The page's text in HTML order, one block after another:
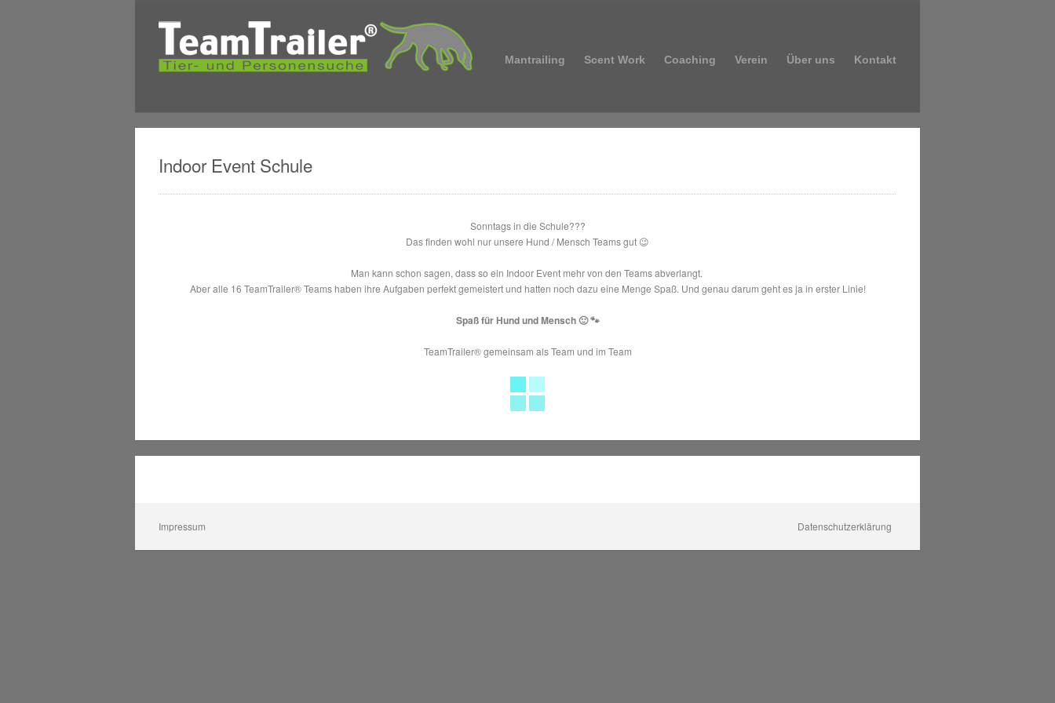
Mantrailing Scent Work Coaching Verein Über uns Kontakt
Indoor Event Schule
Sonntags in die Schule???
Das finden wohl nur unsere Hund / Mensch Teams gut 😉
Man kann schon sagen, dass so ein Indoor Event mehr von den Teams abverlangt.
Aber alle 16 TeamTrailer® Teams haben ihre Aufgaben perfekt gemeistert und hatten noch dazu eine Menge Spaß. Und genau darum geht es ja in erster Linie!
Spaß für Hund und Mensch 🙂 🐾
TeamTrailer® gemeinsam als Team und im Team
Impressum Datenschutzerklärung